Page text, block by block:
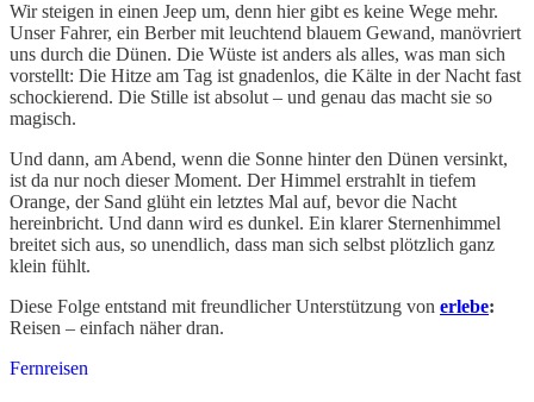
Wir steigen in einen Jeep um, denn hier gibt es keine Wege mehr.
Unser Fahrer, ein Berber mit leuchtend blauem Gewand, manövriert
uns durch die Dünen. Die Wüste ist anders als alles, was man sich
vorstellt: Die Hitze am Tag ist gnadenlos, die Kälte in der Nacht fast
schockierend. Die Stille ist absolut – und genau das macht sie so
magisch.
Und dann, am Abend, wenn die Sonne hinter den Dünen versinkt,
ist da nur noch dieser Moment. Der Himmel erstrahlt in tiefem
Orange, der Sand glüht ein letztes Mal auf, bevor die Nacht
hereinbricht. Und dann wird es dunkel. Ein klarer Sternenhimmel
breitet sich aus, so unendlich, dass man sich selbst plötzlich ganz
klein fühlt.
Diese Folge entstand mit freundlicher Unterstützung von erlebe:
Reisen – einfach näher dran.
Fernreisen